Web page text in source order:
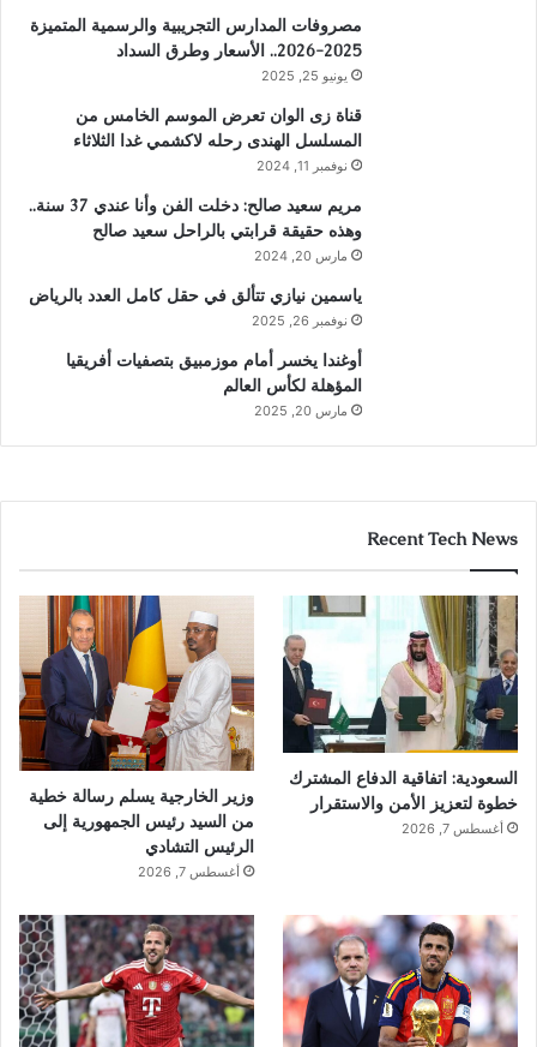
مصروفات المدارس التجريبية والرسمية المتميزة
2025-2026.. الأسعار وطرق السداد
يونيو 25, 2025
قناة زى الوان تعرض الموسم الخامس من
المسلسل الهندى رحله لاكشمي غدا الثلاثاء
نوفمبر 11, 2024
مريم سعيد صالح: دخلت الفن وأنا عندي 37 سنة..
وهذه حقيقة قرابتي بالراحل سعيد صالح
مارس 20, 2024
ياسمين نيازي تتألق في حقل كامل العدد بالرياض
نوفمبر 26, 2025
أوغندا يخسر أمام موزمبيق بتصفيات أفريقيا
المؤهلة لكأس العالم
مارس 20, 2025
Recent Tech News
السعودية: اتفاقية الدفاع المشترك
خطوة لتعزيز الأمن والاستقرار
أغسطس 7, 2026
وزير الخارجية يسلم رسالة خطية
من السيد رئيس الجمهورية إلى
الرئيس التشادي
أغسطس 7, 2026